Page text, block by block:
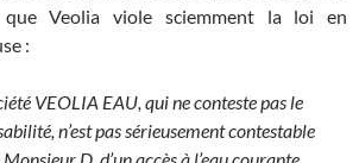
que Veolia viole sciemment la loi en
:
VEOLIA EAU, qui ne conteste pas le
n’est pas sérieusement contestable